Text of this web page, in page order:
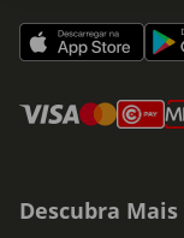
Descubra Mais